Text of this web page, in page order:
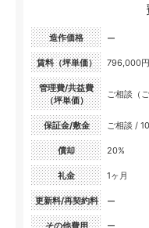
造作価格 ー
賃料（坪単価） 796,000円
管理費/共益費
（坪単価）
ご相談（
保証金/敷金 ご相談 /
償却 20%
礼金 1ヶ月
更新料/再契約料 ー
その他費用 ー